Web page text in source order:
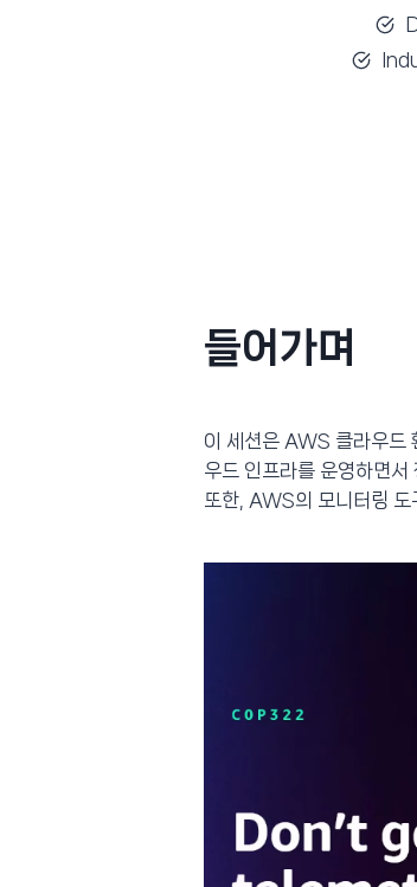
들어가며
이 세션은 AWS 클라우드
우드 인프라를 운영하면
또한, AWS의 모니터링 도